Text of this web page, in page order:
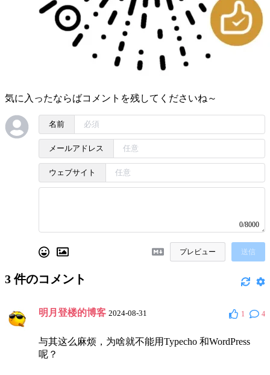
気に入ったならばコメントを残してくださいね～
名前
メールアドレス
ウェブサイト
0/8000
プレビュー 送信
3 件のコメント
明月登楼的博客 2024-08-31 1 4
与其这么麻烦，为啥就不能用Typecho 和WordPress
呢？